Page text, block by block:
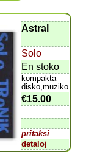
Astral
Solo
En stoko
kompakta
disko,muziko
€15.00
pritaksi
detaloj